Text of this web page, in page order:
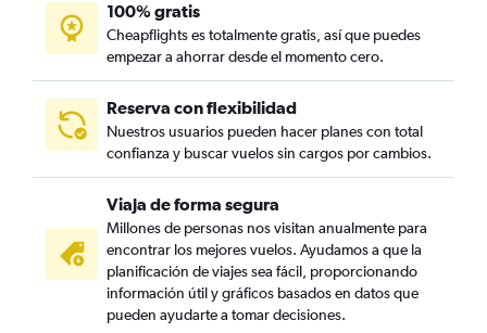
100% gratis
Cheapflights es totalmente gratis, así que puedes
empezar a ahorrar desde el momento cero.
Reserva con flexibilidad
Nuestros usuarios pueden hacer planes con total
confianza y buscar vuelos sin cargos por cambios.
Viaja de forma segura
Millones de personas nos visitan anualmente para
encontrar los mejores vuelos. Ayudamos a que la
planificación de viajes sea fácil, proporcionando
información útil y gráficos basados en datos que
pueden ayudarte a tomar decisiones.